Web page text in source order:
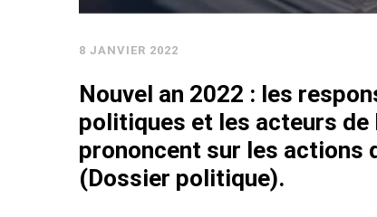
8 JANVIER 2022
Nouvel an 2022 : les
politiques et les acteurs
prononcent sur les actions
(Dossier politique).